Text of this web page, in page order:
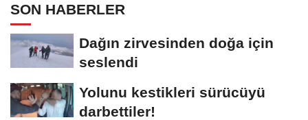
SON HABERLER
Dağın zirvesinden doğa için
seslendi
Yolunu kestikleri sürücüyü
darbettiler!